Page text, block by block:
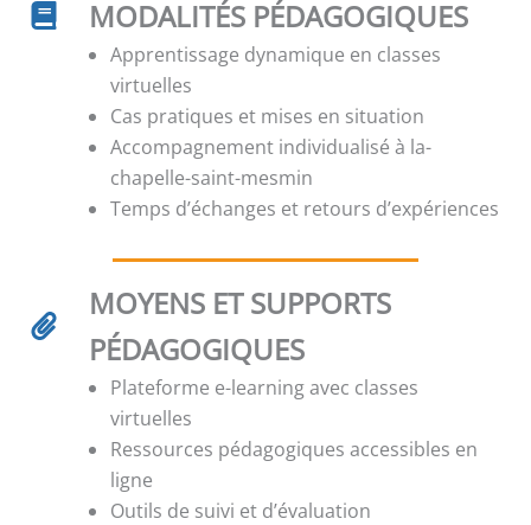
MODALITÉS PÉDAGOGIQUES
Apprentissage dynamique en classes
virtuelles
Cas pratiques et mises en situation
Accompagnement individualisé à la-
chapelle-saint-mesmin
Temps d’échanges et retours d’expériences
MOYENS ET SUPPORTS
PÉDAGOGIQUES
Plateforme e-learning avec classes
virtuelles
Ressources pédagogiques accessibles en
ligne
Outils de suivi et d’évaluation